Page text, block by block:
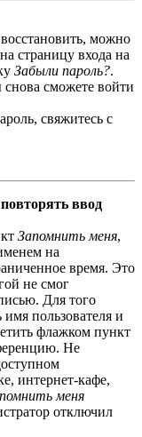
можно
страницу входа на
Забыли пароль?.
сможете войти
свяжитесь с
ввод
Запомнить меня,
на
время. Это
не смог
Для того
пользователя и
флажком пункт
Не
интернет-кафе,
меня
отключил